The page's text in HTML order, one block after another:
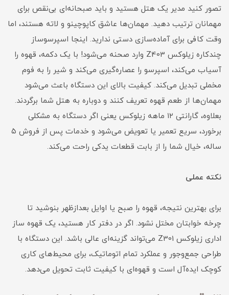
تصور کنید مدیر یک هتل هستید و باید صبحانه‌ای بی‌نقص برای
مهمانان ترتیب دهید. مهمان‌ها عاشق کاپوچینو و لاته هستند، اما
وقت کافی برای آماده‌سازی دستی ندارید. اینجا اسپرسوساز
چندکاره زیلوکس Z403 وارد صحنه می‌شود! با یک دکمه، قهوه را
آسیاب می‌کند، اسپرسو را عصاره‌گیری می‌کند و شیر را به فوم
مخملی تبدیل می‌کند. کیفیت بالای این دستگاه باعث می‌شود
مهمان‌ها از طعم قهوه تعریف کنند و دوباره به هتل شما برگردند.
بعلاوه، گارانتی ۱۲ ماهه زیلوکس یعنی اگر دستگاه به مشکلی
برخورد، سریع تعمیر یا تعویض می‌شود و خدمات پس از فروش ۵
ساله، خیال شما را از بابت قطعات یدکی راحت می‌کند.
نکته عملی
برای بهترین نتیجه، قهوه را صبح یا اوایل بعدازظهر بنوشید تا
چرخه خوابتان مختل نشود. اگر در دفتر کار هستید، یک قهوه ساز
اداری زیلوکس Z301 می‌تواند گزینه‌ای عالی باشد. این دستگاه با
طراحی جمع‌وجور و عملکرد تمام اتوماتیک، برای محیط‌های کاری
کوچک ایده‌آل است و قهوه‌ای با کیفیت ثابت تحویل می‌دهد.